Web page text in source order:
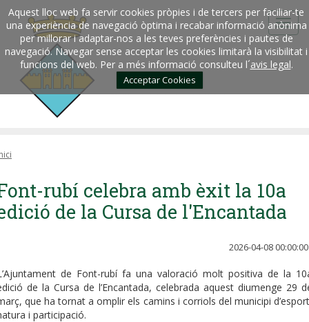
Aquest lloc web fa servir cookies pròpies i de tercers per faciliar-te
una experiència de navegació òptima i recabar informació anònima
per millorar i adaptar-nos a les teves preferències i pautes de
navegació. Navegar sense acceptar les cookies limitarà la visibilitat i
funcions del web. Per a més informació consulteu l´avis legal.
Acceptar Cookies
rubí celebra amb èxit la 10a
de la Cursa de l'Encantada
2026-04-08 00:00:00
de Font-rubí fa una valoració molt positiva de la
de la Cursa de l’Encantada, celebrada aquest diumenge 29
que ha tornat a omplir els camins i corriols del municipi
i participació.